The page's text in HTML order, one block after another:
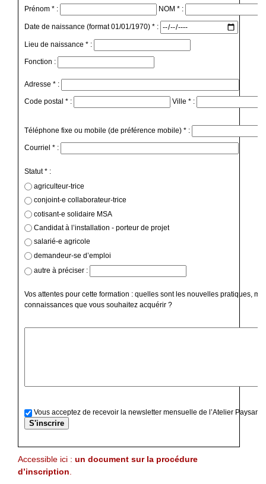
Prénom * : NOM * :
Date de naissance (format 01/01/1970) * :
Lieu de naissance * :
Fonction :
Adresse * :
Code postal * : Ville * :
Téléphone fixe ou mobile (de préférence mobile) * :
Courriel * :
Statut * :
agriculteur-trice
conjoint-e collaborateur-trice
cotisant-e solidaire MSA
Candidat à l’installation - porteur de projet
salarié-e agricole
demandeur-se d’emploi
autre à préciser :
Vos attentes pour cette formation : quelles sont les nouvelles pratiques,
connaissances que vous souhaitez acquérir ?
Vous acceptez de recevoir la newsletter mensuelle de l’Atelier Paysan
Accessible ici : un document sur la procédure
d’inscription